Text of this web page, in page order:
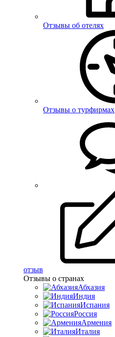
Отзывы об отелях
Отзывы о турфирмах
отзыв
Отзывы о странах
Абхазия
Индия
Испания
Россия
Армения
Италия